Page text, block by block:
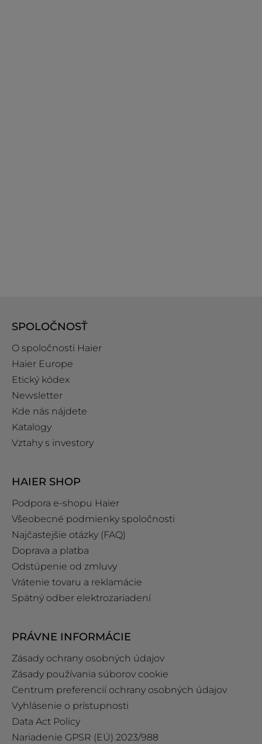
SPOLOČNOSŤ
O spoločnosti Haier
Haier Europe
Etický kódex
Newsletter
Kde nás nájdete
Katalogy
Vztahy s investory
HAIER SHOP
Podpora e‑shopu Haier
Všeobecné podmienky spoločnosti
Najčastejšie otázky (FAQ)
Doprava a platba
Odstúpenie od zmluvy
Vrátenie tovaru a reklamácie
Spätný odber elektrozariadení
PRÁVNE INFORMÁCIE
Zásady ochrany osobných údajov
Zásady používania súborov cookie
Centrum preferencií ochrany osobných údajov
Vyhlásenie o prístupnosti
Data Act Policy
Nariadenie GPSR (EÚ) 2023/988